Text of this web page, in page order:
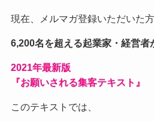
現在、メルマガ登録いただいた方
6,200名を超える起業家・経営者
2021年最新版
『お願いされる集客テキスト』
このテキストでは、